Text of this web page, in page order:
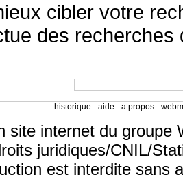
cibler votre
des recherches
historique - aide - a propos-
site internet du groupe
juridiques/CNIL/
est interdite sans